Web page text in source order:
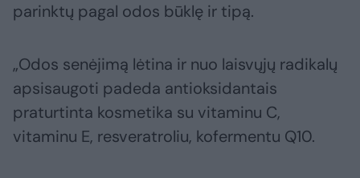
parinktų pagal odos būklę ir tipą.
„Odos senėjimą lėtina ir nuo laisvųjų radikalų
apsisaugoti padeda antioksidantais
praturtinta kosmetika su vitaminu C,
vitaminu E, resveratroliu, kofermentu Q10.